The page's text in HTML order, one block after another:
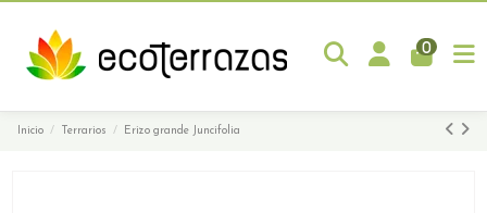
0
Inicio Terrarios Erizo grande Juncifolia